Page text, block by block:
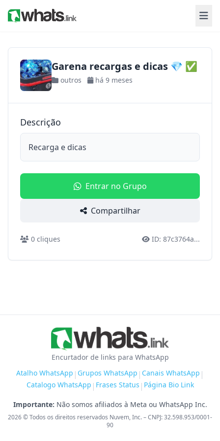
Garena recargas e dicas 💎 ✅
outros há 9 meses
Descrição
Recarga e dicas
Entrar no Grupo
Compartilhar
0 cliques ID: 87c3764a...
Encurtador de links para WhatsApp
Atalho WhatsApp | Grupos WhatsApp | Canais WhatsApp |
Catalogo WhatsApp | Frases Status | Página Bio Link
Importante: Não somos afiliados à Meta ou WhatsApp Inc.
2026© Todos os direitos reservados Nuvem, Inc. – CNPJ: 32.598.953/0001-
90